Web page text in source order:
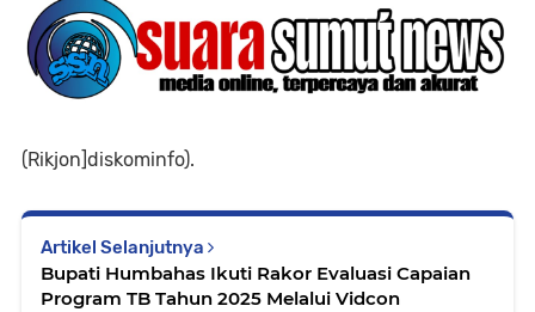
(Rikjon]diskominfo).
Artikel Selanjutnya
Bupati Humbahas Ikuti Rakor Evaluasi Capaian
Program TB Tahun 2025 Melalui Vidcon